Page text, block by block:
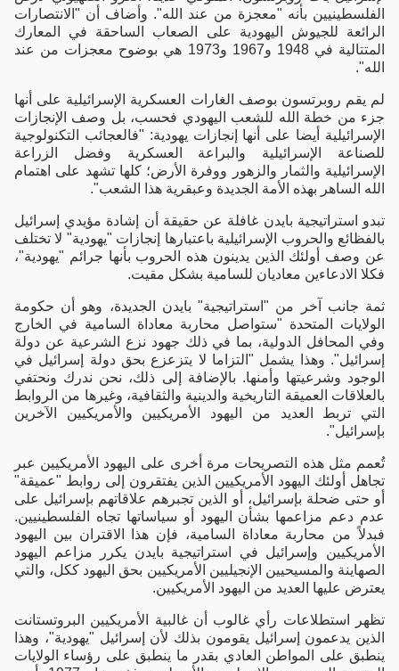
الفلسطينيين بأنه "معجزة من عند الله". وأضاف أن "الانتصارات
الرائعة للجيوش اليهودية على الصعاب الساحقة في المعارك
المتتالية في 1948 و1967 و1973 هي بوضوح معجزات من عند
الله".
لم يقم روبرتسون بوصف الغارات العسكرية الإسرائيلية على أنها
جزء من خطة الله للشعب اليهودي فحسب، بل وصف الإنجازات
الإسرائيلية أيضا على أنها إنجازات يهودية: "فالعجائب التكنولوجية
للصناعة الإسرائيلية والبراعة العسكرية وفضل الزراعة
الإسرائيلية والثمار والزهور ووفرة الأرض؛ كلها تشهد على اهتمام
الله الساهر بهذه الأمة الجديدة وعبقرية هذا الشعب".
تبدو استراتيجية بايدن غافلة عن حقيقة أن إشادة مؤيدي إسرائيل
بالفظائع والحروب الإسرائيلية باعتبارها إنجازات "يهودية" لا تختلف
عن وصف أولئك الذين يدينون هذه الحروب بأنها جرائم "يهودية"،
فكلا الادعاءين معاديان للسامية بشكل مقيت.
ثمة جانب آخر من "استراتيجية" بايدن الجديدة، وهو أن حكومة
الولايات المتحدة "ستواصل محاربة معاداة السامية في الخارج
وفي المحافل الدولية، بما في ذلك جهود نزع الشرعية عن دولة
إسرائيل". وهذا يشمل "التزاما لا يتزعزع بحق دولة إسرائيل في
الوجود وشرعيتها وأمنها. بالإضافة إلى ذلك، نحن ندرك ونحتفي
بالعلاقات العميقة التاريخية والدينية والثقافية، وغيرها من الروابط
التي تربط العديد من اليهود الأمريكيين والأمريكيين الآخرين
بإسرائيل".
تُعمم مثل هذه التصريحات مرة أخرى على اليهود الأمريكيين عبر
تجاهل أولئك اليهود الأمريكيين الذين يفتقرون إلى روابط "عميقة"
أو حتى ضحلة بإسرائيل، أو الذين تجبرهم علاقاتهم بإسرائيل على
عدم دعم مزاعمها بشأن اليهود أو سياساتها تجاه الفلسطينيين.
فبدلاً من محاربة معاداة السامية، فإن هذا الاقتران بين اليهود
الأمريكيين وإسرائيل في استراتيجية بايدن يكرر مزاعم اليهود
الصهاينة والمسيحيين الإنجيليين الأمريكيين بحق اليهود ككل، والتي
يعترض عليها العديد من اليهود الأمريكيين.
تظهر استطلاعات رأي غالوب أن غالبية الأمريكيين البروتستانت
الذين يدعمون إسرائيل يقومون بذلك لأن إسرائيل "يهودية"، وهذا
ينطبق على المواطن العادي بقدر ما ينطبق على رؤساء الولايات